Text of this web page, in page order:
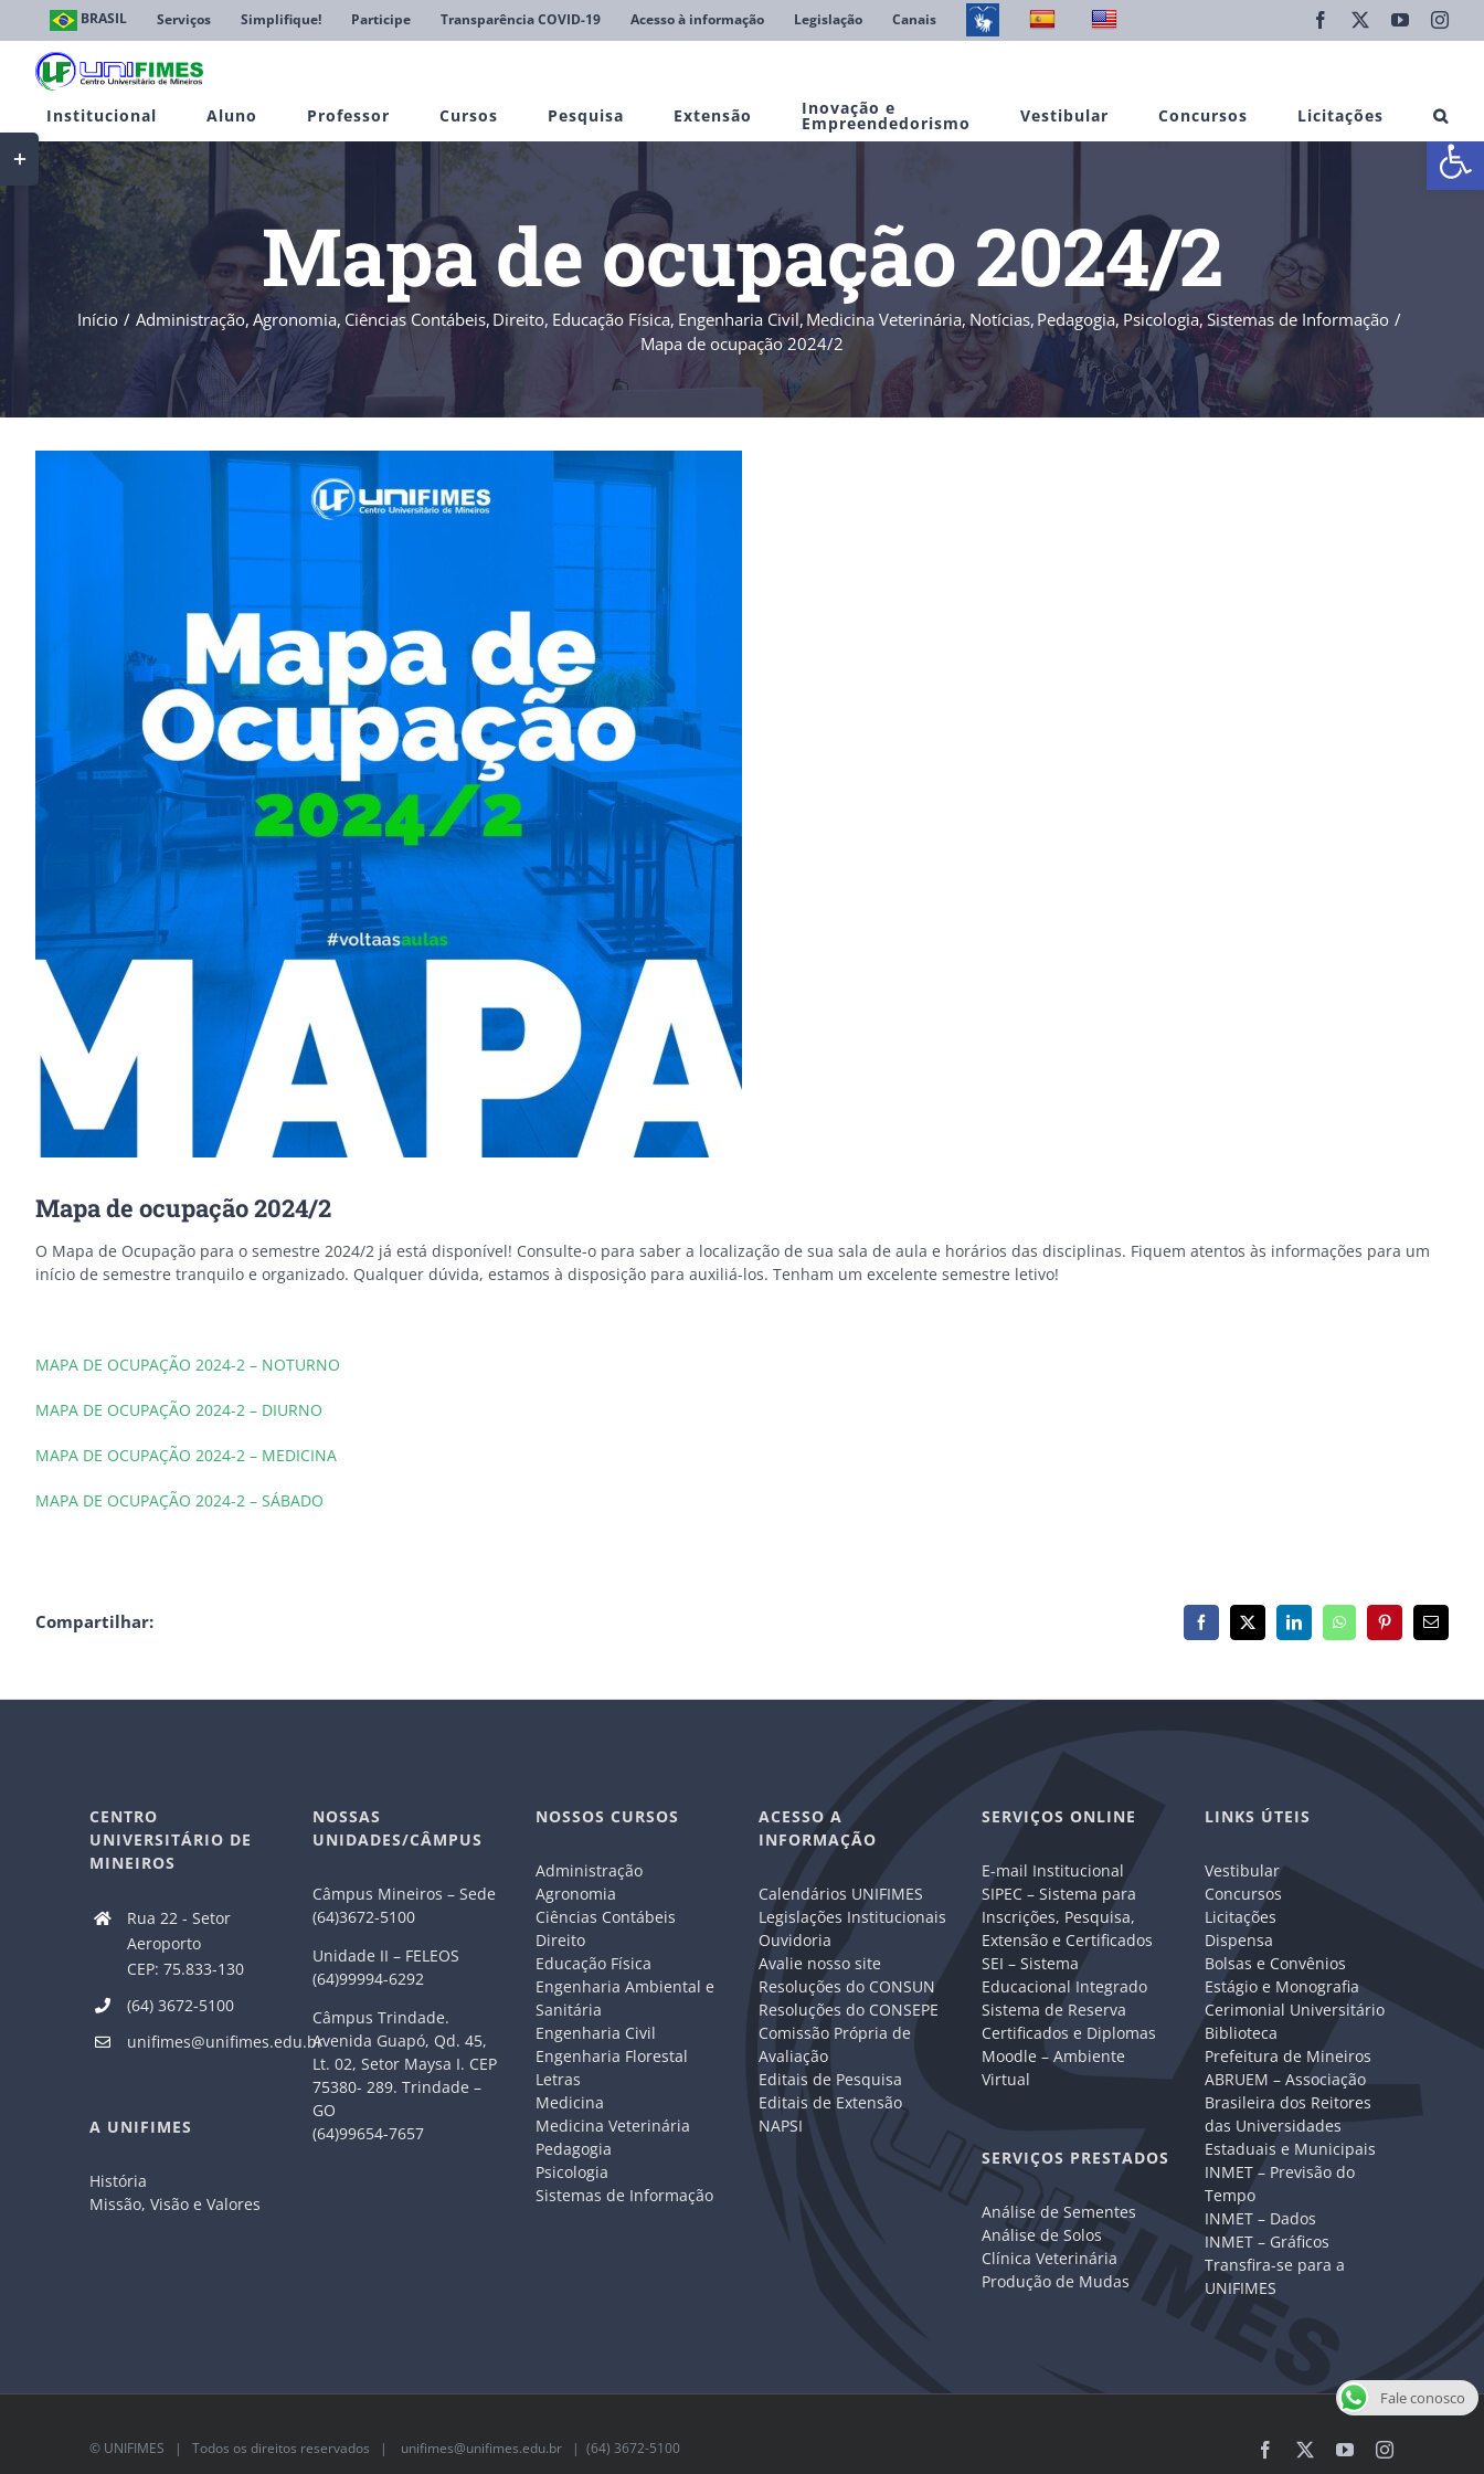
Abrir
conteúdo
BRASIL Serviços Simplifique! Participe Transparência COVID-19 Acesso à informação Legislação Canais Facebook YouTube
Institucional Aluno Professor Cursos Pesquisa Extensão Inovação e
Empreendedorismo Vestibular Concursos Licitações
Mapa de ocupação 2024/2
Início Administração Agronomia Ciências Contábeis Direito Educação Física Engenharia Civil Medicina Veterinária Notícias Pedagogia Psicologia Sistemas de Informação
Mapa de ocupação 2024/2
Mapa de ocupação 2024/2
O Mapa de Ocupação para o semestre 2024/2 já está disponível! Consulte-o para saber a localização de sua sala de aula e horários das disciplinas. Fiquem atentos às informações para um
início de semestre tranquilo e organizado. Qualquer dúvida, estamos à disposição para auxiliá-los. Tenham um excelente semestre letivo!
MAPA DE OCUPAÇÃO 2024-2 – NOTURNO
MAPA DE OCUPAÇÃO 2024-2 – DIURNO
MAPA DE OCUPAÇÃO 2024-2 – MEDICINA
MAPA DE OCUPAÇÃO 2024-2 – SÁBADO
Compartilhar: Facebook
X LinkedInWhatsAppPinterest
E-
mail
CENTRO
UNIVERSITÁRIO DE
MINEIROS
Rua 22 - Setor
Aeroporto
CEP: 75.833-130
(64) 3672-5100
unifimes@unifimes.edu.br
A UNIFIMES
História
Missão, Visão e Valores
NOSSAS
UNIDADES/CÂMPUS
Câmpus Mineiros – Sede
(64)3672-5100
Unidade II – FELEOS
(64)99994-6292
Câmpus Trindade.
Avenida Guapó, Qd. 45,
Lt. 02, Setor Maysa I. CEP
75380- 289. Trindade –
GO
(64)99654-7657
NOSSOS CURSOS
Administração
Agronomia
Ciências Contábeis
Direito
Educação Física
Engenharia Ambiental e
Sanitária
Engenharia Civil
Engenharia Florestal
Letras
Medicina
Medicina Veterinária
Pedagogia
Psicologia
Sistemas de Informação
ACESSO A
INFORMAÇÃO
Calendários UNIFIMES
Legislações Institucionais
Ouvidoria
Avalie nosso site
Resoluções do CONSUN
Resoluções do CONSEPE
Comissão Própria de
Avaliação
Editais de Pesquisa
Editais de Extensão
NAPSI
SERVIÇOS ONLINE
E-mail Institucional
SIPEC – Sistema para
Inscrições, Pesquisa,
Extensão e Certificados
SEI – Sistema
Educacional Integrado
Sistema de Reserva
Certificados e Diplomas
Moodle – Ambiente
Virtual
SERVIÇOS PRESTADOS
Análise de Sementes
Análise de Solos
Clínica Veterinária
Produção de Mudas
LINKS ÚTEIS
Vestibular
Concursos
Licitações
Dispensa
Bolsas e Convênios
Estágio e Monografia
Cerimonial Universitário
Biblioteca
Prefeitura de Mineiros
ABRUEM – Associação
Brasileira dos Reitores
das Universidades
Estaduais e Municipais
INMET – Previsão do
Tempo
INMET – Dados
INMET – Gráficos
Transfira-se para a
UNIFIMES
© UNIFIMES | Todos os direitos reservados | unifimes@unifimes.edu.br | (64) 3672-5100 Facebook YouTubeInstagram
Toggle
Sliding
Bar
Fale conosco